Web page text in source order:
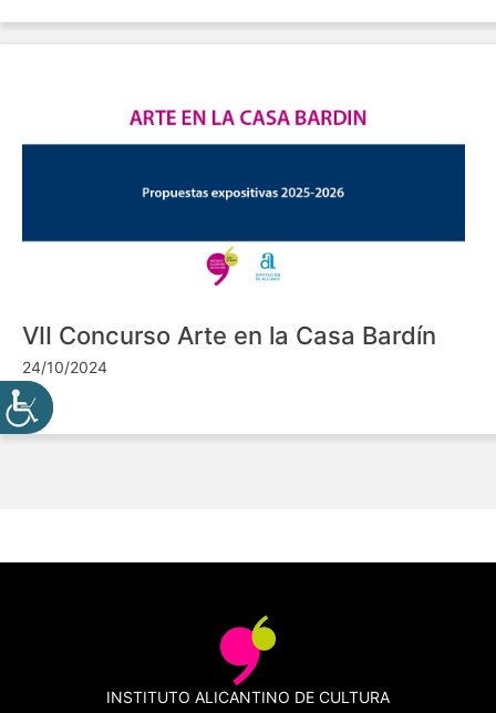
VII Concurso Arte en la Casa Bardín
24/10/2024
INSTITUTO ALICANTINO DE CULTURA